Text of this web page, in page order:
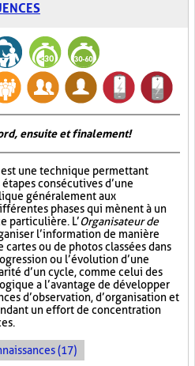
ensuite et finalement!
une technique permettant
consécutives d’une
généralement aux
phases qui mènent à un
particulière. L’Organisateur de
l’information de manière
cartes ou de photos classées dans
ou l’évolution d’une
d’un cycle, comme celui des
a l’avantage de développer
d’observation, d’organisation et
un effort de concentration
(17)